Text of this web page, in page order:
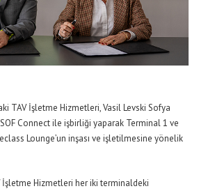
TAV İşletme Hizmetleri, Vasil Levski Sofya
Connect ile işbirliği yaparak Terminal 1 ve
Lounge’un inşası ve işletilmesine yönelik
İşletme Hizmetleri her iki terminaldeki